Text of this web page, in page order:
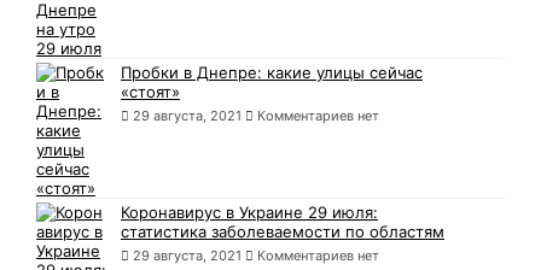
Пробки в Днепре: какие улицы сейчас
«стоят»
29 августа, 2021 Комментариев нет
Коронавирус в Украине 29 июля:
статистика заболеваемости по областям
29 августа, 2021 Комментариев нет